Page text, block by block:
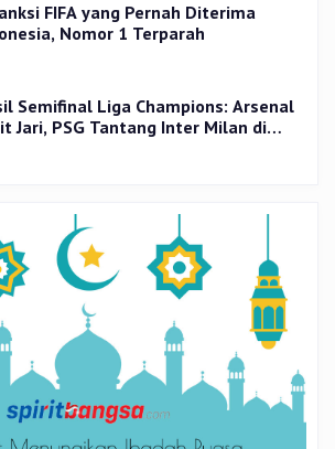
FIFA yang Pernah Diterima
Nomor 1 Terparah
Semifinal Liga Champions: Arsenal
Jari, PSG Tantang Inter Milan di